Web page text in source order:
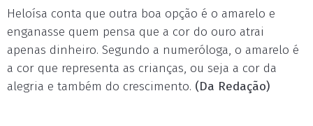
Heloísa conta que outra boa opção é o amarelo e
enganasse quem pensa que a cor do ouro atrai
apenas dinheiro. Segundo a numeróloga, o amarelo é
a cor que representa as crianças, ou seja a cor da
alegria e também do crescimento. (Da Redação)